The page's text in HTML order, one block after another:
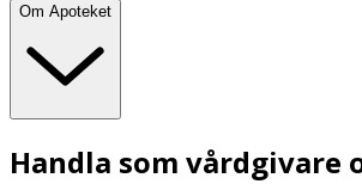
Om Apoteket
Handla som vårdgivare